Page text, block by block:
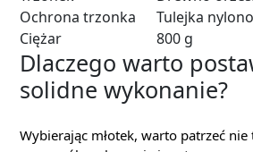
Ochrona trzonka
Tulejka
Ciężar
800 g
Dlaczego warto
solidne wykonanie?
Wybierając młotek, warto patrzeć